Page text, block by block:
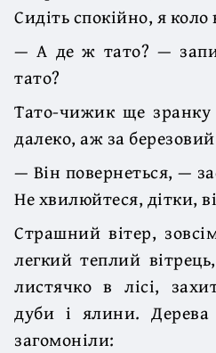
Сидіть спокійно, я коло
— А де ж тато? —
тато?
Тато-чижик ще зранку
далеко, аж за
— Він повернеться, —
Не хвилюйтеся, дітки,
Страшний вітер,
легкий теплий
листячко в лісі,
дуби і ялини. Дерева
загомоніли: